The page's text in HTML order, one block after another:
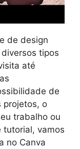
de design
tipos
até
de
projetos, o
trabalho ou
tutorial, vamos
no Canva